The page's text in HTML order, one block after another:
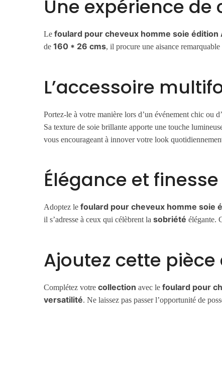
Une expérience
Lefoulard pour cheveux homme soie édition
de160 * 26 cms, il procure une aisance
L’accessoire
Portez-le à votre manière lors d’un événement chic ou
Sa texture de soie brillante apporte une touche
vous encourageant à innover votre look
Élégance et
Adoptez lefoulard pour cheveux homme soie
il s’adresse à ceux qui célèbrent lasobriété élégante.
Ajoutez cette
Complétez votrecollection avec lefoulard pour
versatilité. Ne laissez pas passer l’opportunité de